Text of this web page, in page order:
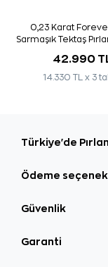
0,23 Karat
Sarmaşık Tektaş
42.990
14.330 TL x 3
Türkiye'de
Ödeme
Güvenlik
Garanti